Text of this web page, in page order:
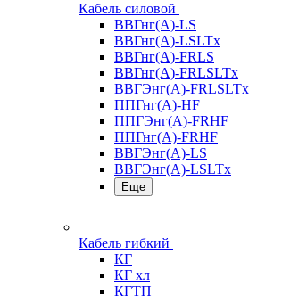
Кабель силовой
ВВГнг(А)-LS
ВВГнг(А)-LSLTx
ВВГнг(А)-FRLS
ВВГнг(А)-FRLSLTx
ВВГЭнг(А)-FRLSLTx
ППГнг(А)-HF
ППГЭнг(А)-FRHF
ППГнг(А)-FRHF
ВВГЭнг(А)-LS
ВВГЭнг(А)-LSLTx
Еще
Кабель гибкий
КГ
КГ хл
КГТП